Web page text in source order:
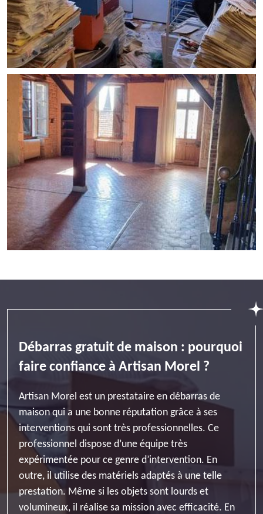
Débarras gratuit de maison : pourquoi
faire confiance à Artisan Morel ?
Artisan Morel est un prestataire en débarras de
maison qui a une bonne réputation grâce à ses
interventions qui sont très professionnelles. Ce
professionnel dispose d’une équipe très
expérimentée pour ce genre d’intervention. En
outre, il utilise des matériels adaptés à une telle
prestation. Même si les objets sont lourds et
volumineux, il réalise sa mission avec efficacité. En